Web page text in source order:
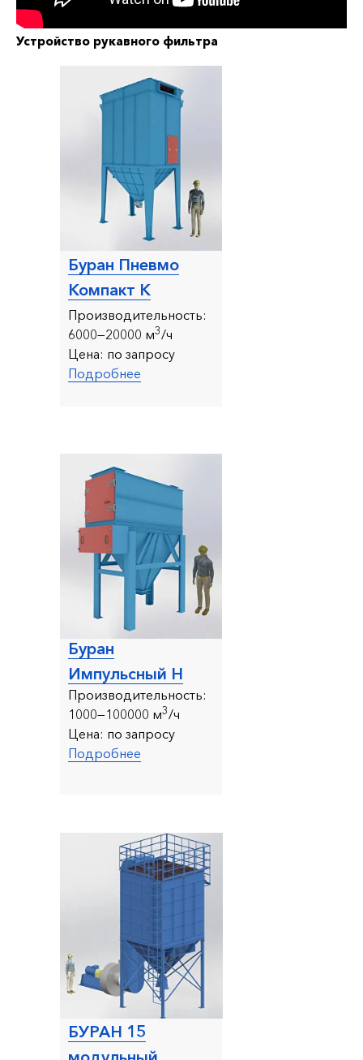
Устройство рукавного фильтра
Буран Пневмо
Компакт К
Производительность:
6000—20000 м3/ч
Цена: по запросу
Подробнее
БУРАН 15
Буран
Импульсный Н
Производительность:
1000—100000 м3/ч
Цена: по запросу
Подробнее